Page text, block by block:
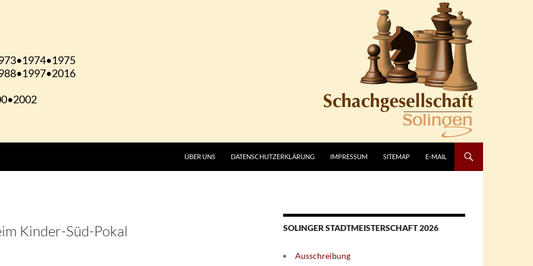
ÜBER UNS DATENSCHUTZERKLÄRUNG IMPRESSUM SITEMAP E-MAIL
Kinder-Süd-Pokal SOLINGER STADTMEISTERSCHAFT 2026
Ausschreibung